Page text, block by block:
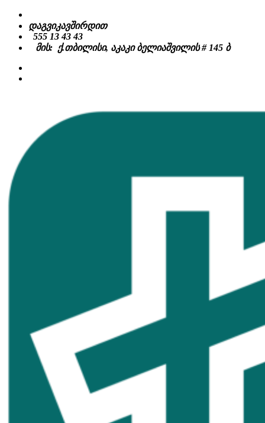
Skip
content
დაგვიკავშირდით
555 13 43 43
მის: ქ.თბილისი, აკაკი ბელიაშვილის # 145 ბ